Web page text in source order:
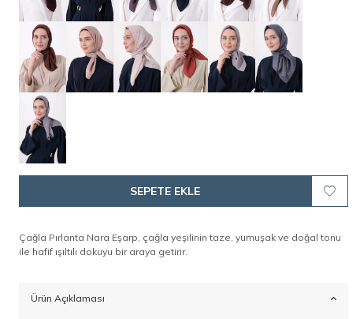
SEPETE EKLE
Çağla Pırlanta Nara Eşarp, çağla yeşilinin taze, yumuşak ve doğal tonu
ile hafif ışıltılı dokuyu bir araya getirir.
Ürün Açıklaması